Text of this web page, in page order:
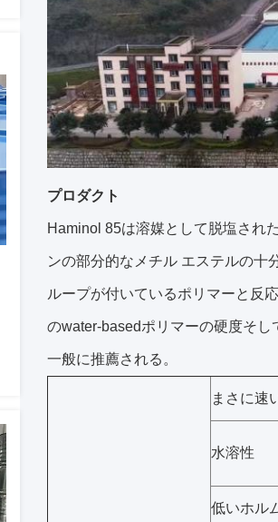
プロダクト
Haminol 85は溶媒として脱塩され
ンの部分的なメチル エステルの十
ループが付いているポリマーと反
のwater-basedポリマーの硬度そ
一般に推薦される。
まさに速
水溶性
低いホル